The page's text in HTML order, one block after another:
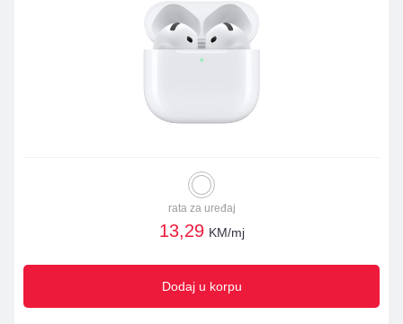
rata za uređaj
13,29 KM/mj
Dodaj u korpu